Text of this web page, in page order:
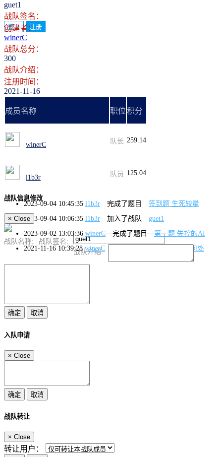
登录 注册
guet1
战队签名：
创建者：
winerC
战队总分：
300
战队介绍：
注册时间：
2021-11-16
成员名称 职位积分
winerC 队长 259.14
l1b3r 队员 125.04
2023-09-04 10:45:35 l1b3r 完成了题目
签到题 生死较量
2023-09-04 10:06:35 l1b3r 加入了战队
guet1
2023-09-02 13:03:36 winerC 完成了题目
第一题 失控的AI
2021-11-16 10:39:28 winerC 签到题 身在何处
战队信息修改
× Close
战队名称:
战队签名:
战队介绍:
入队申请
× Close
战队转让
× Close
转让用户：